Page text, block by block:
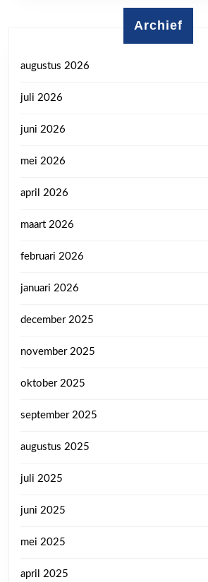
Archief
augustus 2026
juli 2026
juni 2026
mei 2026
april 2026
maart 2026
februari 2026
januari 2026
december 2025
november 2025
oktober 2025
september 2025
augustus 2025
juli 2025
juni 2025
mei 2025
april 2025